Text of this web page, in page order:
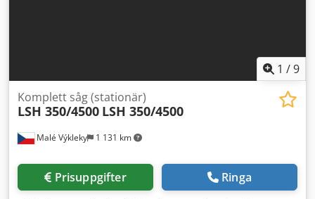
1 /9
Malé Výkleky 1 131 km
Komplett såg (stationär)
LSH 350/4500 LSH 350/4500
Prisuppgifter Ringa